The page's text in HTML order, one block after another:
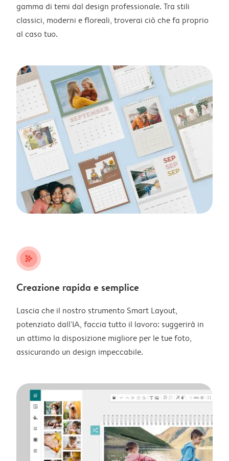
gamma di temi dal design professionale. Tra stili
classici, moderni e floreali, troverai ciò che fa proprio
al caso tuo.
stars_plus
Creazione rapida e semplice
Lascia che il nostro strumento Smart Layout,
potenziato dall'IA, faccia tutto il lavoro: suggerirà in
un attimo la disposizione migliore per le tue foto,
assicurando un design impeccabile.